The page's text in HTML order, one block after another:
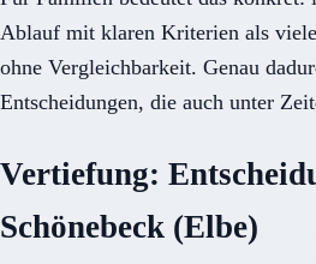
Ablauf mit klaren Kriterien als
ohne Vergleichbarkeit. Genau
Entscheidungen, die auch unter
Vertiefung:
Schönebeck (Elbe)